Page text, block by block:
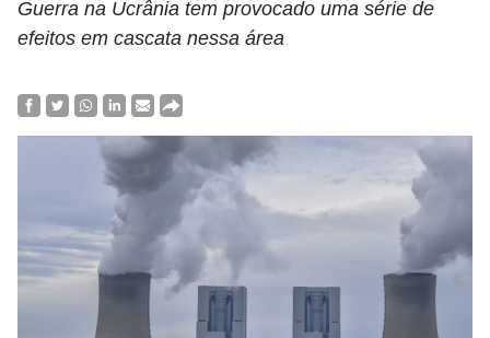
Guerra na Ucrânia tem provocado uma série de
efeitos em cascata nessa área